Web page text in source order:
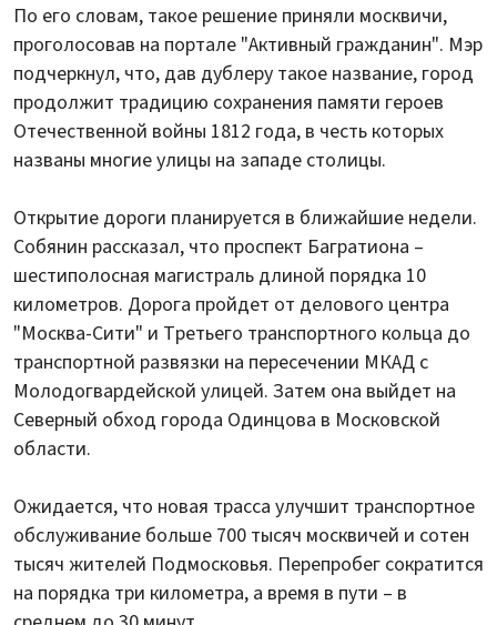
По его словам, такое решение приняли москвичи,
проголосовав на портале "Активный гражданин". Мэр
подчеркнул, что, дав дублеру такое название, город
продолжит традицию сохранения памяти героев
Отечественной войны 1812 года, в честь которых
названы многие улицы на западе столицы.
Открытие дороги планируется в ближайшие недели.
Собянин рассказал, что проспект Багратиона –
шестиполосная магистраль длиной порядка 10
километров. Дорога пройдет от делового центра
"Москва-Сити" и Третьего транспортного кольца до
транспортной развязки на пересечении МКАД с
Молодогвардейской улицей. Затем она выйдет на
Северный обход города Одинцова в Московской
области.
Ожидается, что новая трасса улучшит транспортное
обслуживание больше 700 тысяч москвичей и сотен
тысяч жителей Подмосковья. Перепробег сократится
на порядка три километра, а время в пути – в